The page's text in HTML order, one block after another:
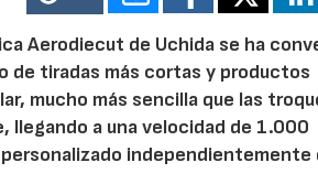
Aerodiecut de Uchida se ha
de tiradas más cortas y productos
mucho más sencilla que las
llegando a una velocidad de 1.000
independientemente